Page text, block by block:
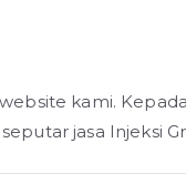
kami.
jasa Injeksi